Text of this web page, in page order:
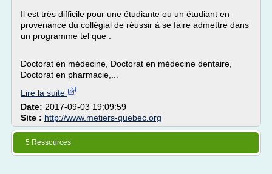
Il est très difficile pour une étudiante ou un étudiant en
provenance du collégial de réussir à se faire admettre dans
un programme tel que :
Doctorat en médecine, Doctorat en médecine dentaire,
Doctorat en pharmacie,...
Lire la suite
Date: 2017-09-03 19:09:59
Site : http://www.metiers-quebec.org
5 Ressources